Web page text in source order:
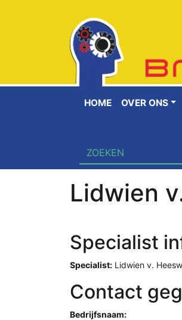
HOME OVER ONS
Lidwien
Specialist
Specialist: Lidwien v.
Contact
Bedrijfsnaam: